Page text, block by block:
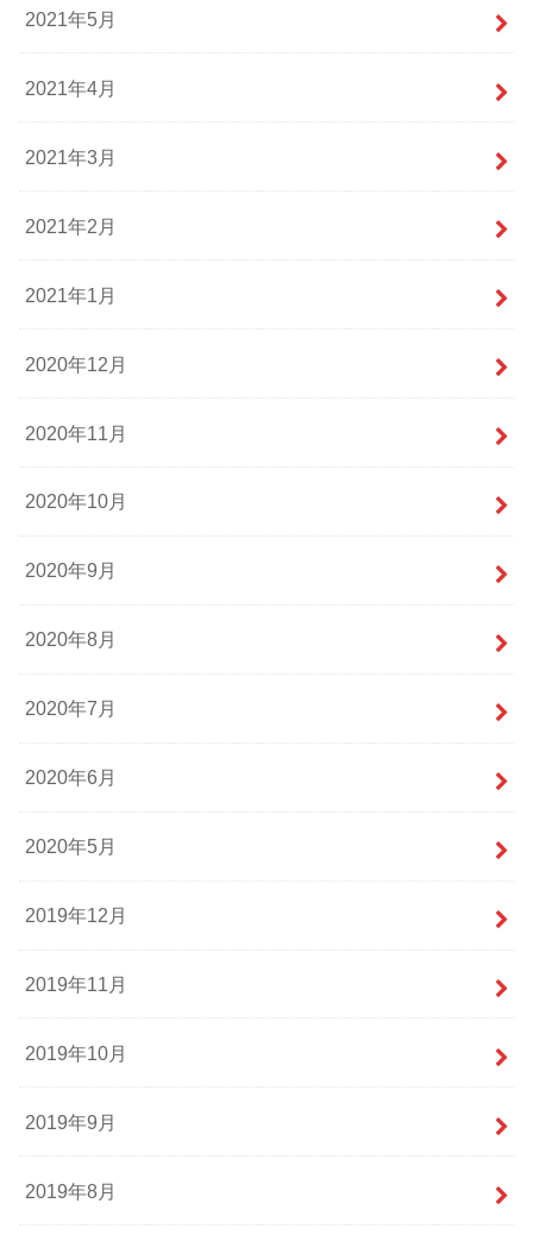
2021年5月
2021年4月
2021年3月
2021年2月
2021年1月
2020年12月
2020年11月
2020年10月
2020年9月
2020年8月
2020年7月
2020年6月
2020年5月
2019年12月
2019年11月
2019年10月
2019年9月
2019年8月